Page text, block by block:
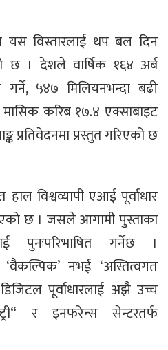
यस विस्तारलाई थप बल दिन
छ । देशले वार्षिक १६४ अर्ब
गर्ने, ५४७ मिलियनभन्दा बढी
मासिक करिब १७.४ एक्साबाइट
प्रतिवेदनमा प्रस्तुत गरिएको छ
विश्वव्यापी एआई पूर्वाधार
छ । जसले आगामी पुस्ताका
पुनःपरिभाषित गर्नेछ ।
नभई ‘अस्तित्वगत
पूर्वाधारलाई अझै उच्च
र इनफरेन्स सेन्टरतर्फ